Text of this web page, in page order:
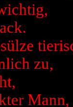
zu,
Mann,